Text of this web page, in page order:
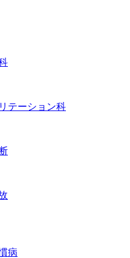
テーション科
病